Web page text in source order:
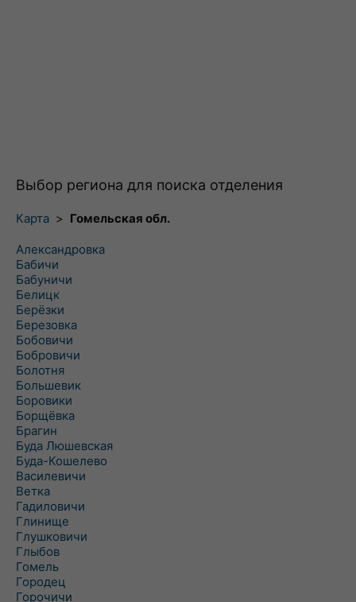
Выбор региона для поиска отделения
Карта > Гомельская обл.
Александровка
Бабичи
Бабуничи
Белицк
Берёзки
Березовка
Бобовичи
Бобровичи
Болотня
Большевик
Боровики
Борщёвка
Брагин
Буда Люшевская
Буда-Кошелево
Василевичи
Ветка
Гадиловичи
Глинище
Глушковичи
Глыбов
Гомель
Городец
Горочичи